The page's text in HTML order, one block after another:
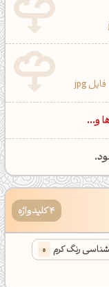
فایل jpg
و...
4 کلیدواژه
رنگ کرم 0